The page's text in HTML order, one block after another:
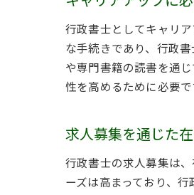
行政書士としてキャリ
な手続きであり、行政
や専門書籍の読書を通
性を高めるために必要で
求人募集を通じた
行政書士の求人募集は
ーズは高まっており、